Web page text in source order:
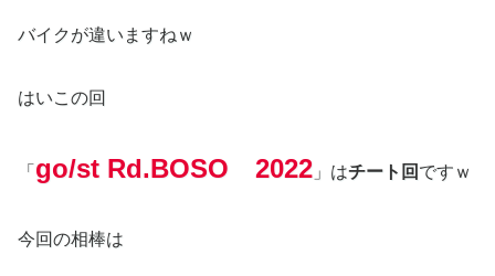
バイクが違いますねｗ
はいこの回
「 go/st Rd.BOSO 2022 」はチート回 ですｗ
今回の相棒は